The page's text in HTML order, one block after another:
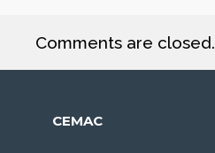
Comments are closed.
CEMAC